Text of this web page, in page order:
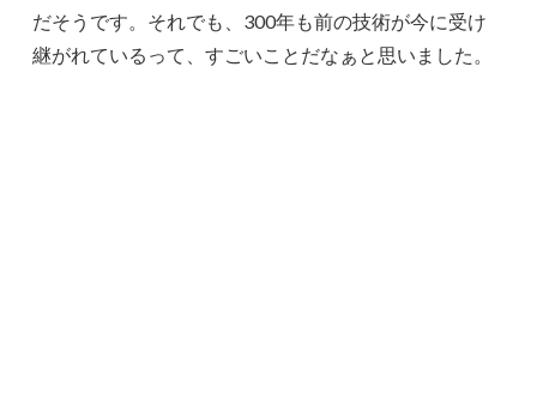
だそうです。それでも、300年も前の技術が今に受け
継がれているって、すごいことだなぁと思いました。